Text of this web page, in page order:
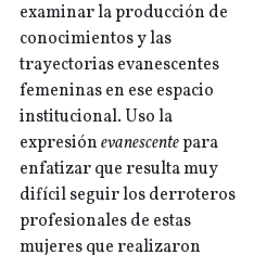
examinar la producción de
conocimientos y las
trayectorias evanescentes
femeninas en ese espacio
institucional. Uso la
expresiónevanescentepara
enfatizar que resulta muy
difícil seguir los derroteros
profesionales de estas
mujeres que realizaron